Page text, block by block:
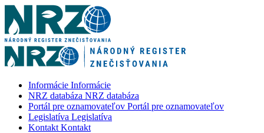
Informácie Informácie
NRZ databáza NRZ databáza
Portál pre oznamovateľov Portál pre oznamovateľov
Legislatíva Legislatíva
Kontakt Kontakt